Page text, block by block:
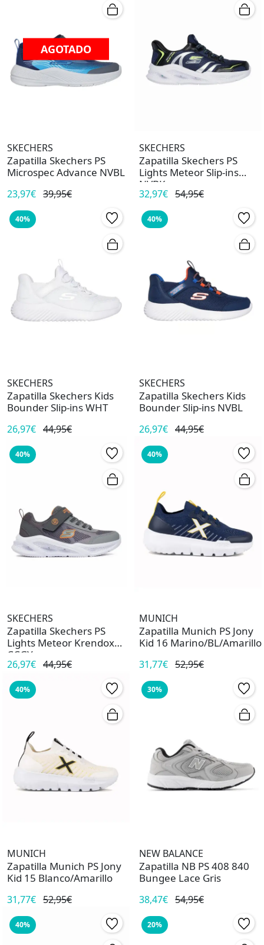
AGOTADO
SKECHERS
Zapatilla Skechers PS
Microspec Advance NVBL
23,97€ 39,95€
SKECHERS
Zapatilla Skechers PS
Lights Meteor Slip-ins
NVBK
32,97€ 54,95€
40%
SKECHERS
Zapatilla Skechers Kids
Bounder Slip-ins WHT
26,97€ 44,95€
40%
SKECHERS
Zapatilla Skechers Kids
Bounder Slip-ins NVBL
26,97€ 44,95€
40%
SKECHERS
Zapatilla Skechers PS
Lights Meteor Krendox
CCGY
26,97€ 44,95€
40%
MUNICH
Zapatilla Munich PS Jony
Kid 16 Marino/BL/Amarillo
31,77€ 52,95€
40%
MUNICH
Zapatilla Munich PS Jony
Kid 15 Blanco/Amarillo
31,77€ 52,95€
30%
NEW BALANCE
Zapatilla NB PS 408 840
Bungee Lace Gris
38,47€ 54,95€
40% 20%